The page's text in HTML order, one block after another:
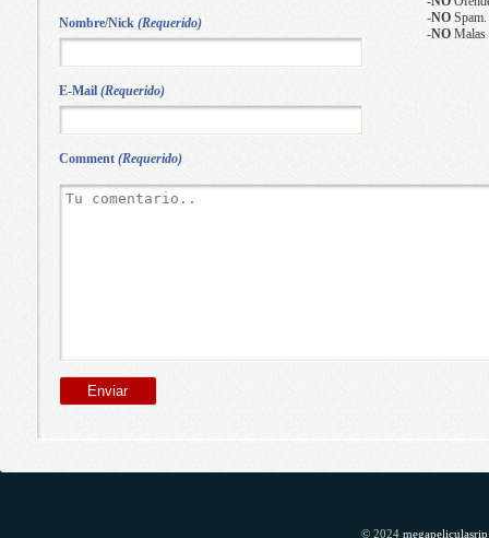
Comment (Requerido)
-NOSpam.
-NOMalas
Nombre/Nick (Requerido)
E-Mail (Requerido)
© 2024 megapeliculasrip